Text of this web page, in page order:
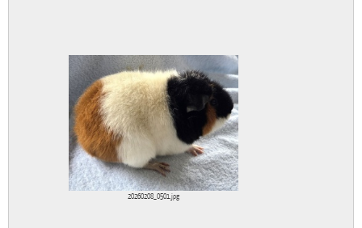
20260208_0501.jpg